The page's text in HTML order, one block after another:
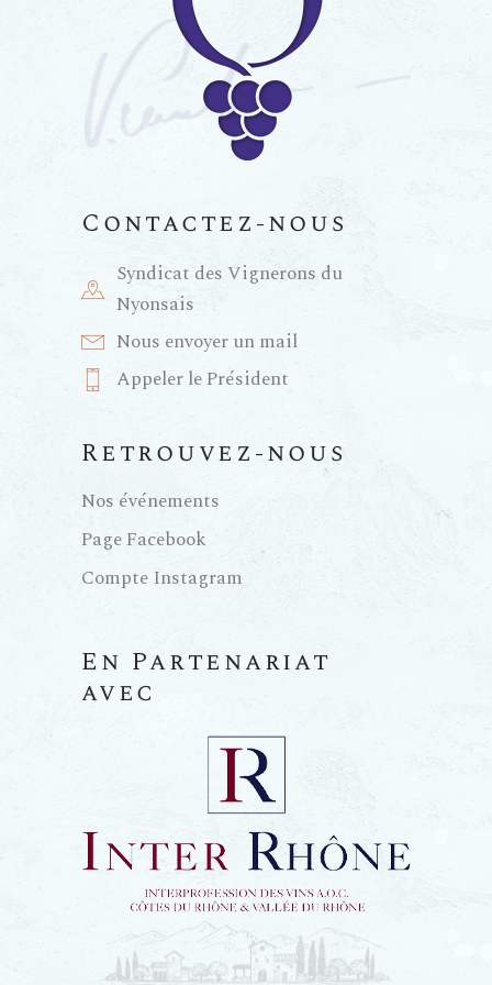
t
s
Contactez-nous
Syndicat des Vignerons du
Nyonsais
Nous envoyer un mail
Appeler le Président
Retrouvez-nous
Nos événements
Page Facebook
Compte Instagram
En Partenariat
avec